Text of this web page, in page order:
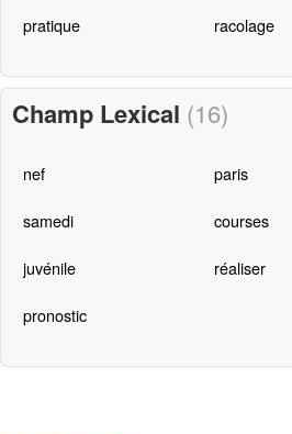
pratique racolage
Champ Lexical (16)
nef paris
samedi courses
juvénile réaliser
pronostic